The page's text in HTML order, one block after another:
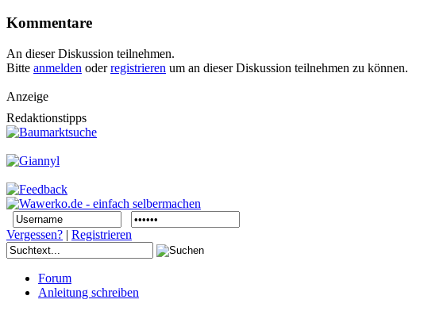
Kommentare
An dieser Diskussion teilnehmen.
Bitte anmelden oderregistrieren um an dieser Diskussion teilnehmen zu können.
Anzeige
Redaktionstipps
Vergessen? | Registrieren
Forum
Anleitung schreiben